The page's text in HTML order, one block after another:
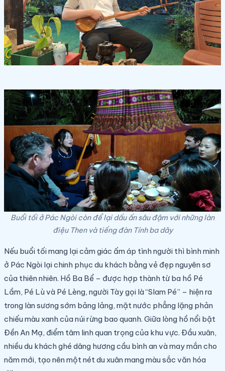
Buổi tối ở Pác Ngòi còn để lại dấu ấn sâu đậm với những làn
điệu Then và tiếng đàn Tính ba dây
Nếu buổi tối mang lại cảm giác ấm áp tình người thì bình minh
ở Pác Ngòi lại chinh phục du khách bằng vẻ đẹp nguyên sơ
của thiên nhiên. Hồ Ba Bể – được hợp thành từ ba hồ Pé
Lầm, Pé Lù và Pé Lèng, người Tày gọi là “Slam Pé” – hiện ra
trong làn sương sớm bảng lảng, mặt nước phẳng lặng phản
chiếu màu xanh của núi rừng bao quanh. Giữa lòng hồ nổi bật
Đền An Mạ, điểm tâm linh quan trọng của khu vực. Đầu xuân,
nhiều du khách ghé dâng hương cầu bình an và may mắn cho
năm mới, tạo nên một nét du xuân mang màu sắc văn hóa